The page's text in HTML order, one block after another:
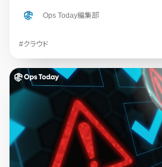
Ops Today編集部
#クラウド